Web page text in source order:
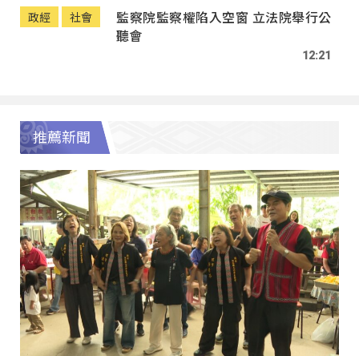
政經 社會
監察院監察權陷入空窗 立法院舉行公
聽會
12:21
推薦新聞